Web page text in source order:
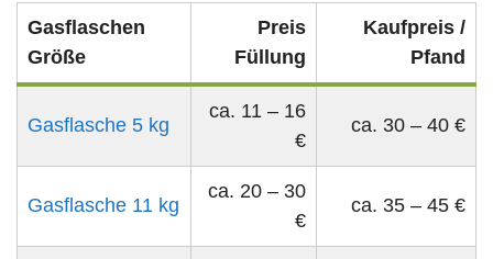
Gasflaschen
Größe
Preis
Füllung
Kaufpreis /
Pfand
Gasflasche 5 kg
ca. 11 – 16
€
ca. 30 – 40 €
Gasflasche 11 kg
ca. 20 – 30
€
ca. 35 – 45 €